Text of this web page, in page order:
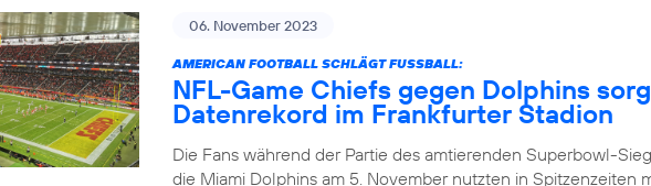
06. November 2023
AMERICAN FOOTBALL SCHLÄGT FUSSBALL:
NFL-Game Chiefs gegen Dolphins
Datenrekord im Frankfurter Stadion
Die Fans während der Partie des amtierenden Superbowl-
die Miami Dolphins am 5. November nutzten in Spitzenzeiten